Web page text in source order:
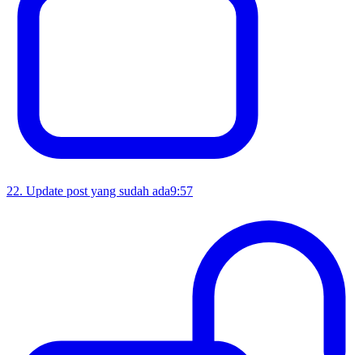
22. Update post yang sudah ada9:57